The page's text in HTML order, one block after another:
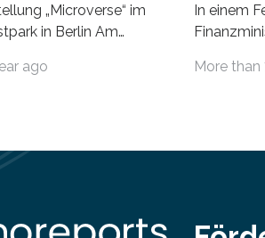
„Microverse“ im
in Berlin Am
Schöneberg, die
die den
von Pflanzen
setzt in den
Bildern die Schönheit,
ago
In einem
Imaging
More than